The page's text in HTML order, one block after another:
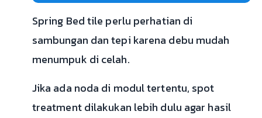
Spring Bed tile perlu perhatian di
sambungan dan tepi karena debu mudah
menumpuk di celah.
Jika ada noda di modul tertentu, spot
treatment dilakukan lebih dulu agar hasil